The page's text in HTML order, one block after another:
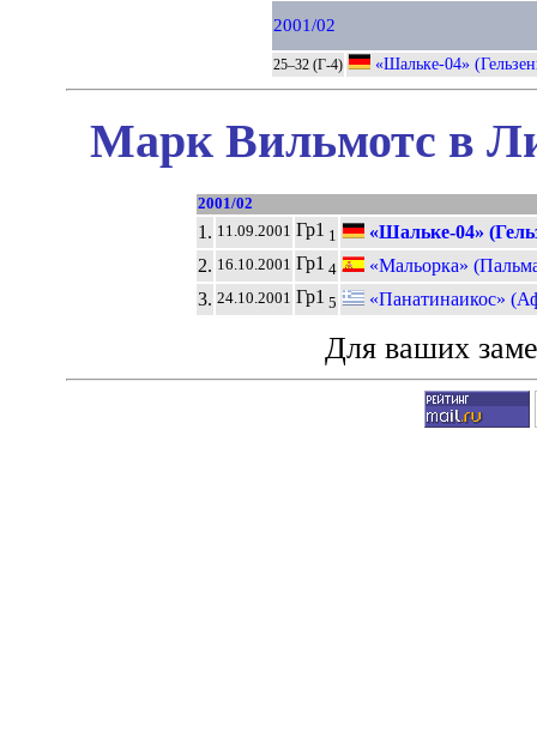
2001/02
25–32 (Г-4) «Шальке-04»
Марк Вильмотс в
2001/02
1. 11.09.2001 Гр1 1
«Шальке-04»
2. 16.10.2001 Гр1 4
«Мальорка»
3. 24.10.2001 Гр1 5 «Панатинаикос»
Для ваших